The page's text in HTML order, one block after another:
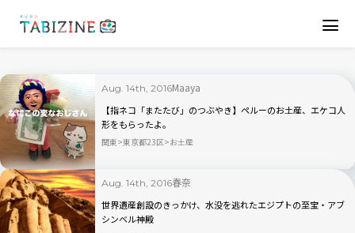
Aug. 14th, 2016Maaya
【指ネコ「またたび」のつぶやき】ペルーのお土産、エケコ人
形をもらったよ。
関東 東京都23区 お土産
Aug. 14th, 2016春奈
世界遺産創設のきっかけ、水没を逃れたエジプトの至宝・アブ
シンベル神殿